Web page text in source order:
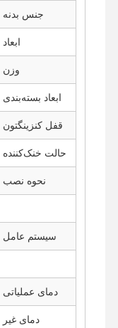
کامپیوتر رک ۱ یونیت
کامپیوتر اصلی مینی
آفیس مینی کامپیوتر
مادربرد صنعتی
جنس بدنه
ابعاد
وزن
ابعاد بسته‌بندی
قفل کنزینگتون
حالت خنک‌کننده
نحوه نصب
سیستم عامل
دمای عملیاتی
دمای غیر